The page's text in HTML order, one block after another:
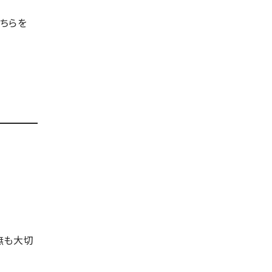
らを
も大切